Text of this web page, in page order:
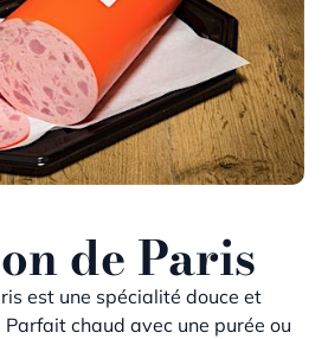
de Paris
est une spécialité douce et
chaud avec une purée ou